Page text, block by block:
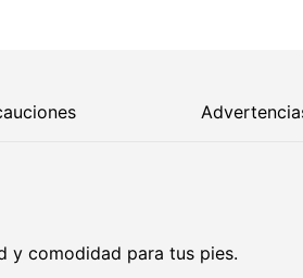
y comodidad para tus pies.